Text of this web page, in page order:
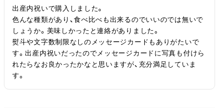
出産内祝いで購入しました。
色んな種類があり、食べ比べも出来るのでいいのでは無いで
しょうか。美味しかったと連絡がありました。
熨斗や文字数制限なしのメッセージカードもありがたいで
す。出産内祝いだったのでメッセージカードに写真も付けら
れたらなお良かったかなと思いますが、充分満足していま
す。